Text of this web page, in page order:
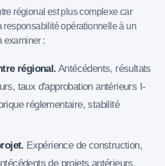
régional est plus complexe car
responsabilité opérationnelle à un
examiner :
régional. Antécédents, résultats
taux d'approbation antérieurs I-
réglementaire, stabilité
Expérience de construction,
de projets antérieurs,